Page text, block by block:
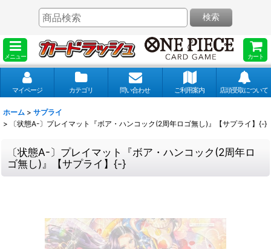
メニュー カート
検索
マイページ カテゴリ 問い合わせ ご利用案内 店頭受取について
ホーム > サプライ
>
〔状態A-〕プレイマット『ボア・ハンコック(2周年ロゴ無し)』【サプライ】{-}
〔状態A-〕プレイマット『ボア・ハンコック(2周年ロ
ゴ無し)』【サプライ】{-}